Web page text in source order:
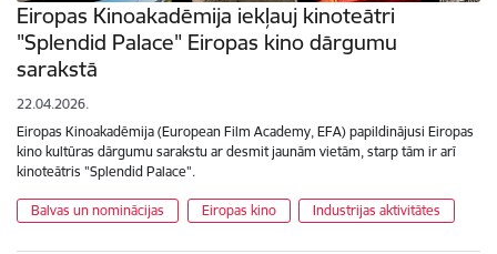
Eiropas Kinoakadēmija iekļauj kinoteātri
"Splendid Palace" Eiropas kino dārgumu
sarakstā
22.04.2026.
Eiropas Kinoakadēmija (European Film Academy, EFA) papildinājusi Eiropas
kino kultūras dārgumu sarakstu ar desmit jaunām vietām, starp tām ir arī
kinoteātris "Splendid Palace".
Balvas un nominācijas Eiropas kino Industrijas aktivitātes